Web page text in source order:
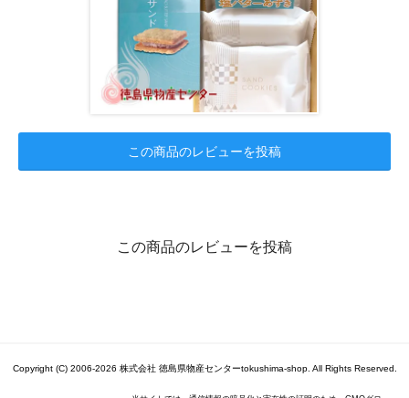
この商品のレビューを投稿
この商品のレビューを投稿
Copyright (C) 2006-2026 株式会社 徳島県物産センターtokushima-shop. All Rights Reserved.